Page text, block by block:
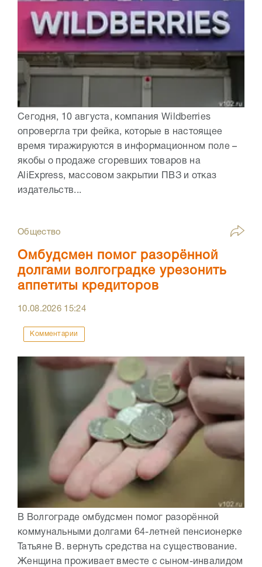
Сегодня, 10 августа, компания Wildberries
опровергла три фейка, которые в настоящее
время тиражируются в информационном поле –
якобы о продаже сгоревших товаров на
AliExpress, массовом закрытии ПВЗ и отказ
издательств...
Общество
Омбудсмен помог разорённой
долгами волгоградке урезонить
аппетиты кредиторов
10.08.2026 15:24
Комментарии
В Волгограде омбудсмен помог разорённой
коммунальными долгами 64-летней пенсионерке
Татьяне В. вернуть средства на существование.
Женщина проживает вместе с сыном-инвалидом